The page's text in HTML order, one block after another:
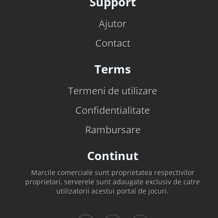
Ajutor
Contact
Terms
Termeni de utilizare
Confidentialitate
Rambursare
Continut
Marcile comerciale sunt proprietatea respectivilor
proprietari, serverele sunt adaugate exclusiv de catre
utilizatorii acestui portal de jocuri.